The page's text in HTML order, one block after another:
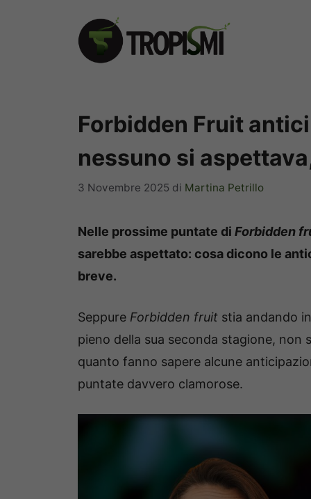
Forbidden Fruit
nessuno si
3 Novembre 2025 di Martina Petrillo
Nelle prossime puntate di Forbidden
sarebbe aspettato: cosa dicono le
breve.
Seppure Forbidden fruit stia andando
pieno della sua seconda stagione, non
quanto fanno sapere alcune
puntate davvero clamorose.